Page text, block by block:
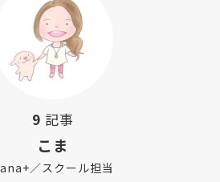
9 記事
こま
／スクール担当